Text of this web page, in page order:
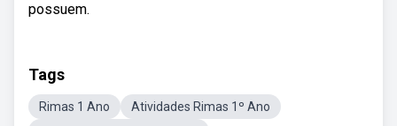
possuem.
Tags
Rimas 1 Ano
Atividades Rimas 1º Ano